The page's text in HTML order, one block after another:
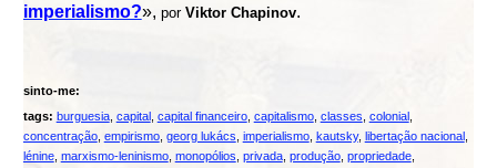
imperialismo?», porViktor Chapinov.
sinto-me:
tags: burguesia, capital, capital financeiro, capitalismo, classes colonial,
concentração, empirismo, georg lukács imperialismo, kautsky, libertação nacional,
lénine, marxismo-leninismo, monopólios privada, produção, propriedade,